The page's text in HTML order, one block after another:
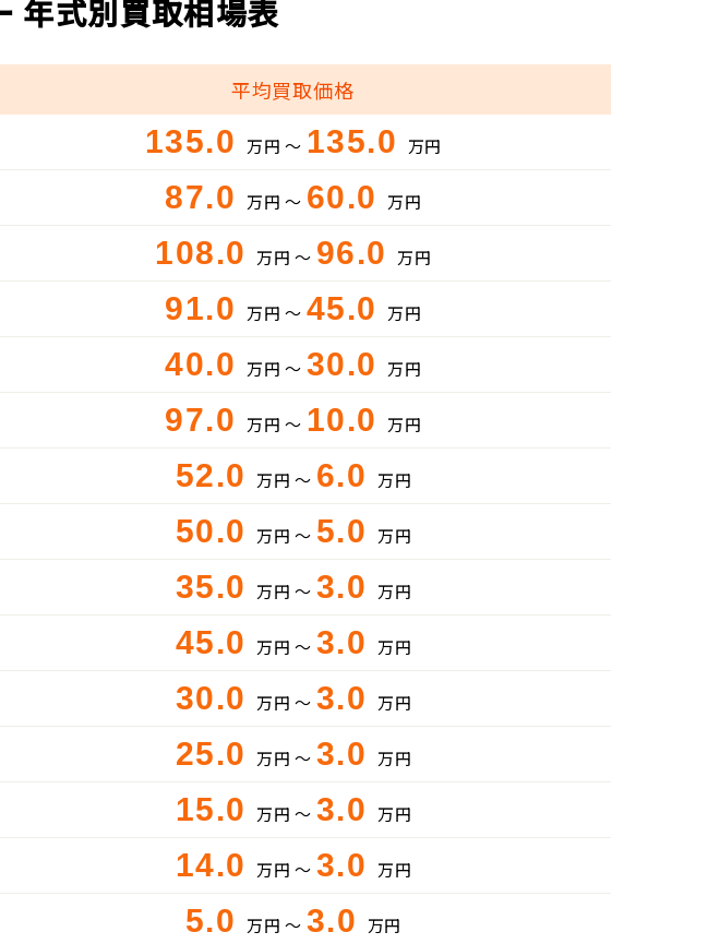
年式別買取相場表
平均買取価格
135.0 万円 ～ 135.0 万円
87.0 万円 ～ 60.0 万円
108.0 万円 ～ 96.0 万円
91.0 万円 ～ 45.0 万円
40.0 万円 ～ 30.0 万円
97.0 万円 ～ 10.0 万円
52.0 万円 ～ 6.0 万円
50.0 万円 ～ 5.0 万円
35.0 万円 ～ 3.0 万円
45.0 万円 ～ 3.0 万円
30.0 万円 ～ 3.0 万円
25.0 万円 ～ 3.0 万円
15.0 万円 ～ 3.0 万円
14.0 万円 ～ 3.0 万円
5.0 万円 ～ 3.0 万円